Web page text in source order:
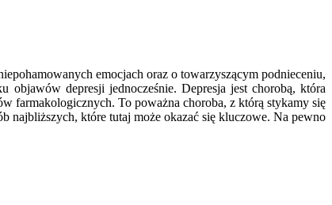
emocjach oraz o towarzyszącym podnieceniu,
depresji jednocześnie. Depresja jest chorobą, która
farmakologicznych. To poważna choroba, z którą stykamy się
najbliższych, które tutaj może okazać się kluczowe. Na pewno